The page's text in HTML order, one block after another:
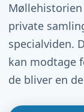
private
specialviden.
kan modtage
de bliver en